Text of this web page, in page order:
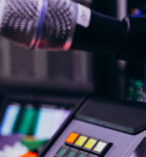
VIJESTI PROGRAM